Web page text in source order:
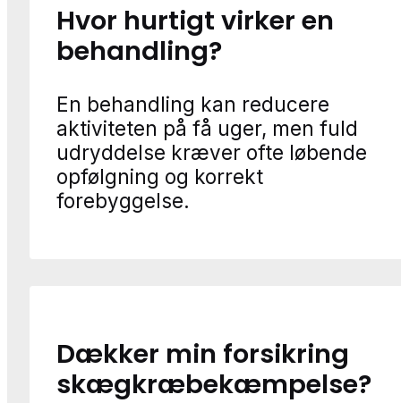
Hvor hurtigt virker en
behandling?
En behandling kan reducere
aktiviteten på få uger, men fuld
udryddelse kræver ofte løbende
opfølgning og korrekt
forebyggelse.
Dækker min forsikring
skægkræbekæmpelse?